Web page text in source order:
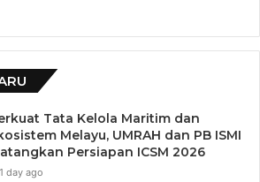
Tata Kelola Maritim dan
Melayu, UMRAH dan PB ISMI
Persiapan ICSM 2026
1 day ago